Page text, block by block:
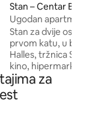
Stan – Centar
Ugodan
Halles St Louis
Stan za dvije
prvom katu, u
Halles, tržnica
kino,
kulturni centar).
Wi-Fi, posteljina,
šampon, čaj i kava!
za